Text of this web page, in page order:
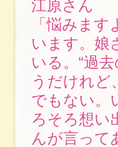
江原さん
「悩みま
います。娘
いる。“過
うだけれど
でもない。
ろそろ想い
んが言って